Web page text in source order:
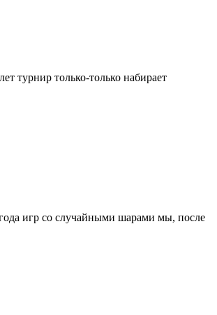
турнир только-только набирает
игр со случайными шарами мы, после